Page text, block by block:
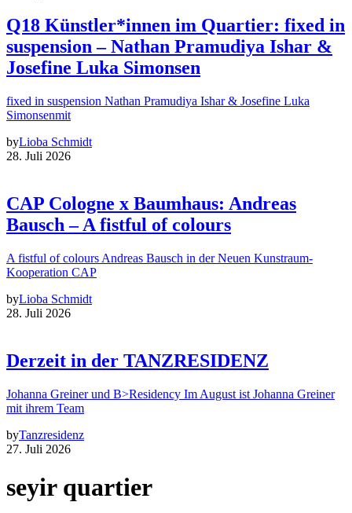
Q18 Künstler*innen im Quartier: fixed in
suspension – Nathan Pramudiya Ishar &
Josefine Luka Simonsen
fixed in suspension Nathan Pramudiya Ishar & Josefine Luka
Simonsenmit
byLioba Schmidt
28. Juli 2026
CAP Cologne x Baumhaus: Andreas
Bausch – A fistful of colours
A fistful of colours Andreas Bausch in der Neuen Kunstraum-
Kooperation CAP
byLioba Schmidt
28. Juli 2026
Derzeit in der TANZRESIDENZ
Johanna Greiner und B>Residency Im August ist Johanna Greiner
mit ihrem Team
byTanzresidenz
27. Juli 2026
seyir quartier